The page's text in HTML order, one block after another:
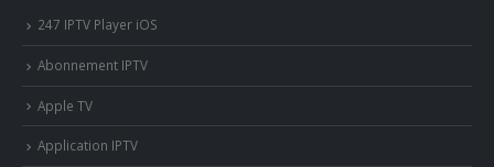
247 IPTV Player iOS
Abonnement IPTV
Apple TV
Application IPTV